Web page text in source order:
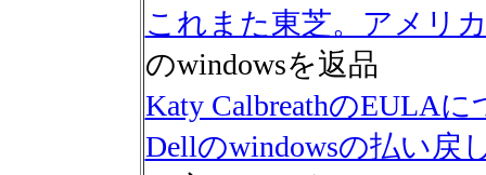
これまた東芝。アメリ
のwindowsを返品
Katy CalbreathのEULA
Dellのwindowsの払い戻